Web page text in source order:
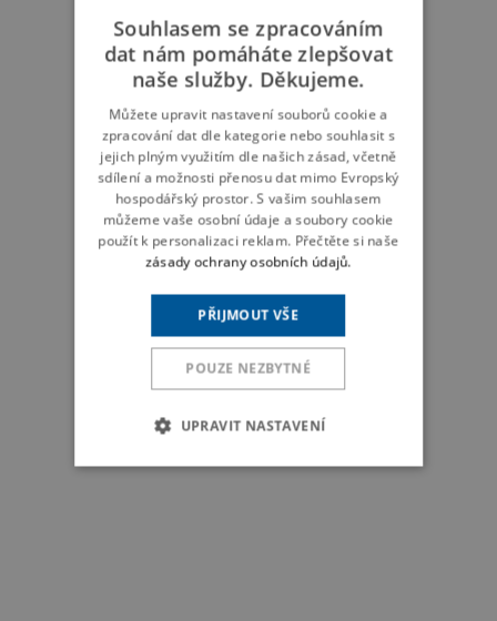
Souhlasem se zpracováním
dat nám pomáháte zlepšovat
naše služby. Děkujeme.
Můžete upravit nastavení souborů cookie a
zpracování dat dle kategorie nebo souhlasit s
jejich plným využitím dle našich zásad, včetně
sdílení a možnosti přenosu dat mimo Evropský
hospodářský prostor. S vašim souhlasem
můžeme vaše osobní údaje a soubory cookie
použít k personalizaci reklam. Přečtěte si naše
zásady ochrany osobních údajů.
PŘIJMOUT VŠE
POUZE NEZBYTNÉ
UPRAVIT NASTAVENÍ
NEZBYTNÉ